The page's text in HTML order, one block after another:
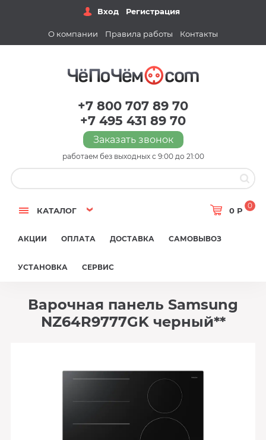
Вход Регистрация
О компании Правила работы Контакты
+7 800 707 89 70
+7 495 431 89 70
Заказать звонок
работаем без выходных с 9:00 до 21:00
КАТАЛОГ 0 Р
0
АКЦИИ ОПЛАТА ДОСТАВКА САМОВЫВОЗ
УСТАНОВКА СЕРВИС
Варочная панель Samsung
NZ64R9777GK черный**